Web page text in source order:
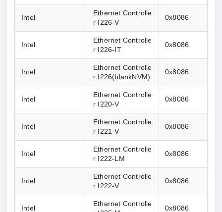
Intel
Ethernet Controlle
r I226-V
0x8086
Intel
Ethernet Controlle
r I226-IT
0x8086
Intel
Ethernet Controlle
r I226(blankNVM)
0x8086
Intel
Ethernet Controlle
r I220-V
0x8086
Intel
Ethernet Controlle
r I221-V
0x8086
Intel
Ethernet Controlle
r I222-LM
0x8086
Intel
Ethernet Controlle
r I222-V
0x8086
Intel
Ethernet Controlle
0x8086